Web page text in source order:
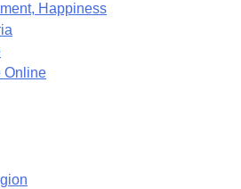
Happiness
Online